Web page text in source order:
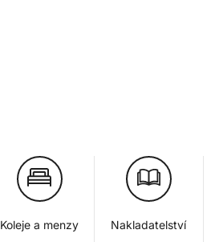
Koleje a menzy Nakladatelství